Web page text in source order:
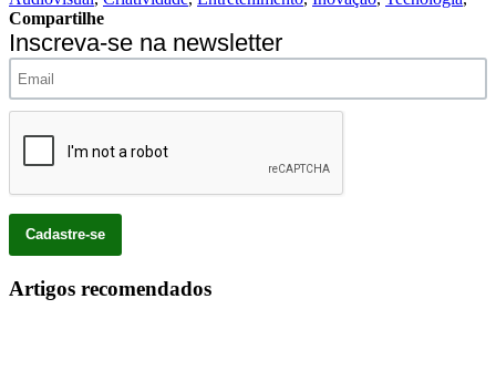
Compartilhe
Inscreva-se na newsletter
Artigos recomendados